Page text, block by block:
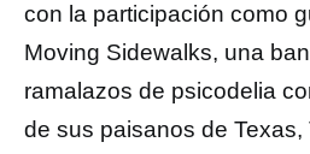
con la participación como
Moving Sidewalks, una
ramalazos de psicodelia
de sus paisanos de